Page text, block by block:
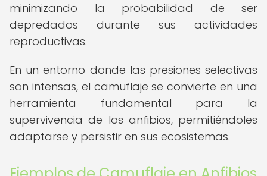
minimizando la probabilidad de ser
depredados durante sus actividades
reproductivas.
En un entorno donde las presiones selectivas
son intensas, el camuflaje se convierte en una
herramienta fundamental para la
supervivencia de los anfibios, permitiéndoles
adaptarse y persistir en sus ecosistemas.